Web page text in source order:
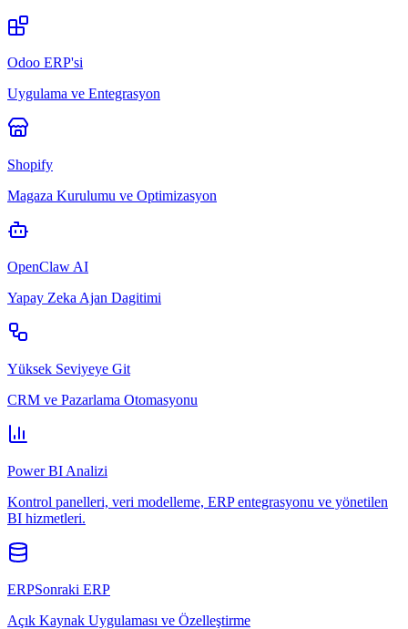
Odoo ERP'si
Uygulama ve Entegrasyon
Shopify
Magaza Kurulumu ve Optimizasyon
OpenClaw AI
Yapay Zeka Ajan Dagitimi
Yüksek Seviyeye Git
CRM ve Pazarlama Otomasyonu
Power BI Analizi
Kontrol panelleri, veri modelleme, ERP entegrasyonu ve yönetilen
BI hizmetleri.
ERPSonraki ERP
Açık Kaynak Uygulaması ve Özelleştirme